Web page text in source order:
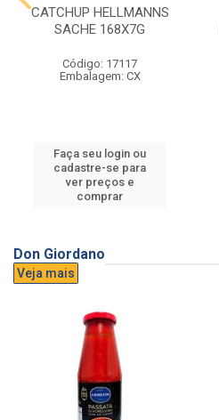
CATCHUP HELLMANNS
SACHE 168X7G
Código: 17117
Embalagem: CX
Faça seu login ou
cadastre-se para
ver preços e
comprar
Don Giordano
Veja mais